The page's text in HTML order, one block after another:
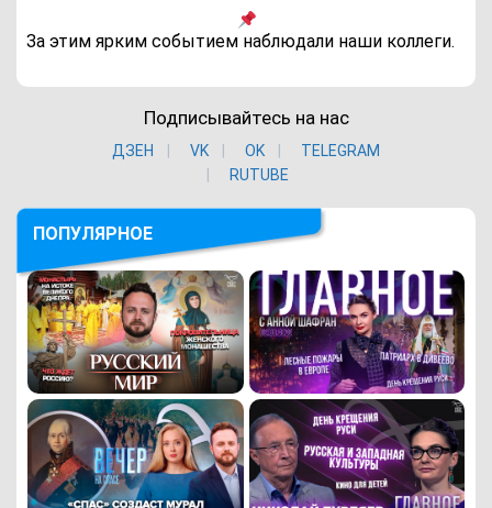
За этим ярким событием наблюдали наши коллеги.
Подписывайтесь на нас
ДЗЕН VK ОK
TELEGRAM
RUTUBE
ПОПУЛЯРНОЕ